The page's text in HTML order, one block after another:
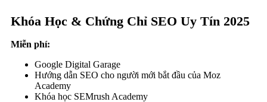
Khóa Học & Chứng Chỉ SEO Uy Tín 2025
Miễn phí:
Google Digital Garage
Hướng dẫn SEO cho người mới bắt đầu của Moz
Academy
Khóa học SEMrush Academy